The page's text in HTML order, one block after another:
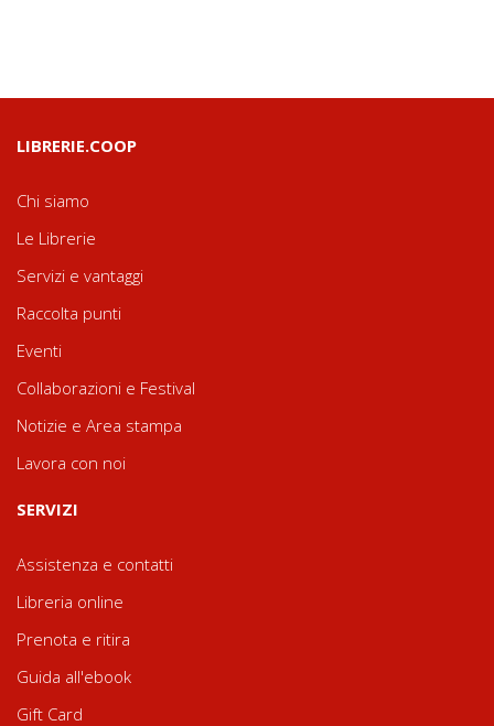
LIBRERIE.COOP
Chi siamo
Le Librerie
Servizi e vantaggi
Raccolta punti
Eventi
Collaborazioni e Festival
Notizie e Area stampa
Lavora con noi
SERVIZI
Assistenza e contatti
Libreria online
Prenota e ritira
Guida all'ebook
Gift Card